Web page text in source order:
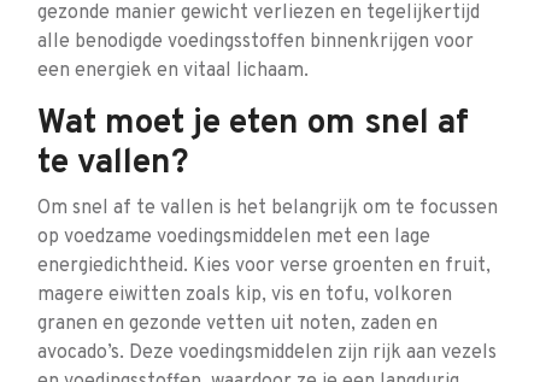
gezonde manier gewicht verliezen en tegelijkertijd
alle benodigde voedingsstoffen binnenkrijgen voor
een energiek en vitaal lichaam.
Wat moet je eten om snel af
te vallen?
Om snel af te vallen is het belangrijk om te focussen
op voedzame voedingsmiddelen met een lage
energiedichtheid. Kies voor verse groenten en fruit,
magere eiwitten zoals kip, vis en tofu, volkoren
granen en gezonde vetten uit noten, zaden en
avocado’s. Deze voedingsmiddelen zijn rijk aan vezels